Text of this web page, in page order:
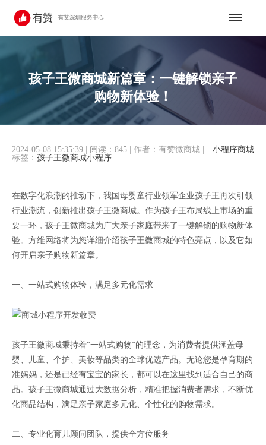
孩子王微商城新篇章：一键解锁亲子
购物新体验！
小程序商城
2024-05-08 15:35:39 阅读：845 作者：有赞微商城
标签： 孩子王微商城小程序
在数字化浪潮的推动下，我国母婴童行业领军企业孩子王再次引领
行业潮流，创新推出孩子王微商城。作为孩子王布局线上市场的重
要一环，孩子王微商城为广大亲子家庭带来了一键解锁的购物新体
验。方维网络将为您详细介绍孩子王微商城的特色亮点，以及它如
何开启亲子购物新篇章。
一、一站式购物体验，满足多元化需求
孩子王微商城秉持着“一站式购物”的理念，为消费者提供涵盖母
婴、儿童、个护、美妆等品类的全球优选产品。无论您是孕育期的
准妈妈，还是已经有宝宝的家长，都可以在这里找到适合自己的商
品。孩子王微商城通过大数据分析，精准把握消费者需求，不断优
化商品结构，满足亲子家庭多元化、个性化的购物需求。
二、专业化育儿顾问团队，提供全方位服务